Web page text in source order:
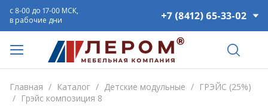
+7 (8412) 65-33-02
с 8-00 до 17-00 МСК,
в рабочие дни
Главная / Каталог / Детские модульные / ГРЭЙС (25%)
/ Грэйс композиция 8